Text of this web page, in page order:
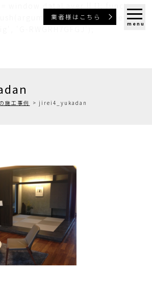
= window.dataLayer || []; function
gtag('js', new
業者様はこちら
menu
施工事例 jirei4_yukadan